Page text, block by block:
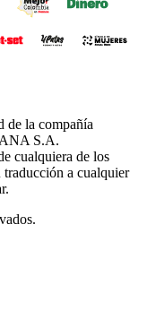
de la compañía
S.A.
cualquiera de los
traducción a cualquier